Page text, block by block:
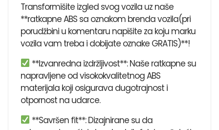
Transformišite izgled svog vozila uz naše
**ratkapne ABS sa oznakom brenda vozila(pri
porudžbini u komentaru napišite za koju marku
vozila vam treba i dobijate oznake GRATIS)**!
**Izvanredna izdržljivost**: Naše ratkapne su
napravljene od visokokvalitetnog ABS
materijala koji osigurava dugotrajnost i
otpornost na udarce.
**Savršen fit**: Dizajnirane su da